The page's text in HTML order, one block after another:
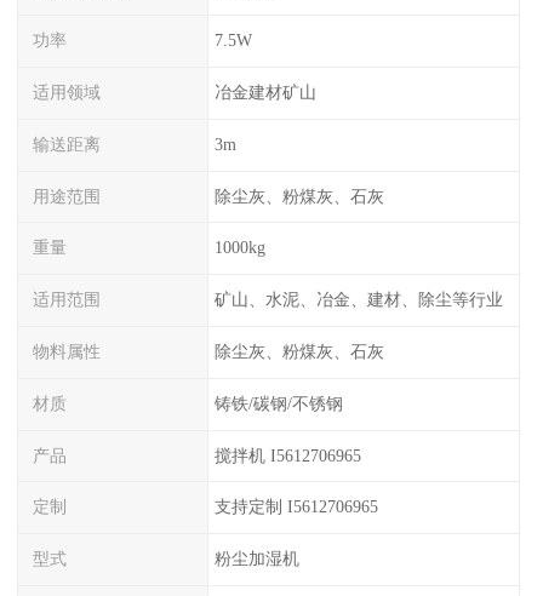
功率 7.5W
适用领域 冶金建材矿山
输送距离 3m
用途范围 除尘灰、粉煤灰、石灰
重量 1000kg
适用范围 矿山、水泥、冶金、建材、除尘等行业
物料属性 除尘灰、粉煤灰、石灰
材质 铸铁/碳钢/不锈钢
产品 搅拌机 I5612706965
定制 支持定制 I5612706965
型式 粉尘加湿机